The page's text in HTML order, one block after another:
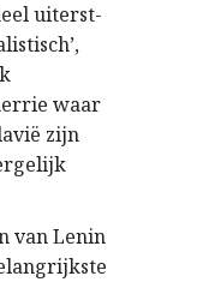
uiterst-
waar
zijn
van Lenin